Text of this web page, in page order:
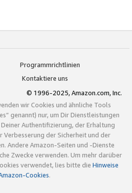
Programmrichtlinien
Kontaktiere uns
© 1996-2025, Amazon.com, Inc.
wir Cookies und ähnliche Tools
genannt) nur, um Dir Dienstleistungen
Authentifizierung, der Erhaltung
Verbesserung der Sicherheit und der
Andere Amazon-Seiten und -Dienste
Zwecke verwenden. Um mehr darüber
verwendet, lies bitte die Hinweise
Cookies.